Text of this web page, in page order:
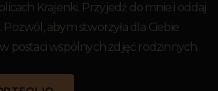
Krajenki. Przyjedź do mnie i oddaj
Pozwól, abym stworzyła dla Ciebie
postaci wspólnych zdjęć rodzinnych.